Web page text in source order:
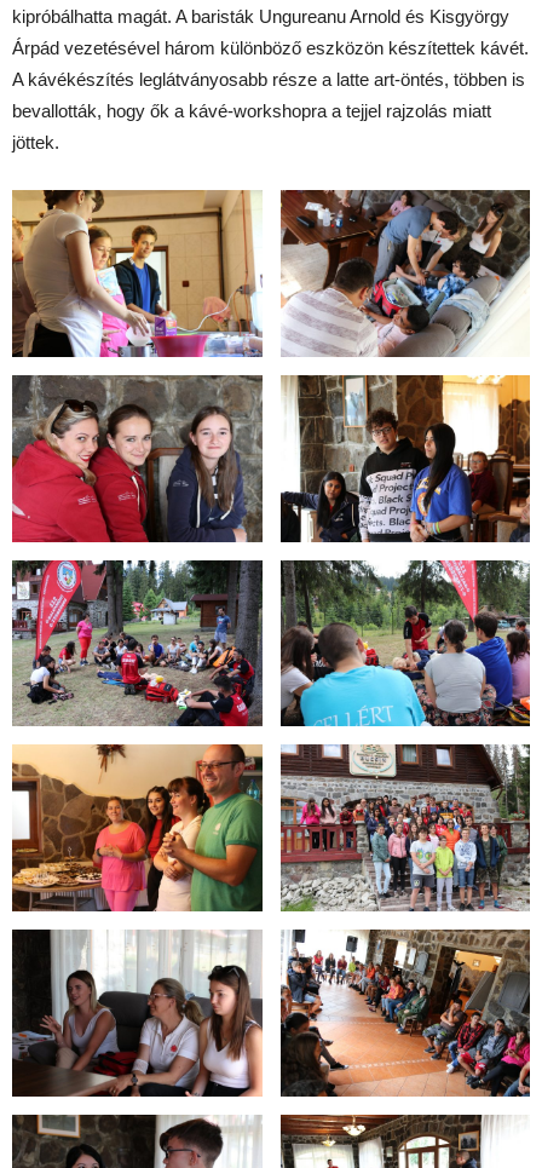
kipróbálhatta magát. A baristák Ungureanu Arnold és Kisgyörgy
Árpád vezetésével három különböző eszközön készítettek kávét.
A kávékészítés leglátványosabb része a latte art-öntés, többen is
bevallották, hogy ők a kávé-workshopra a tejjel rajzolás miatt
jöttek.